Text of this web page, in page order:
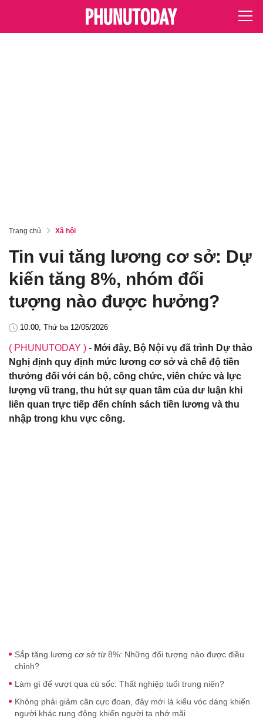
Trang chủ Xã hội
Tin vui tăng lương cơ sở: Dự
kiến tăng 8%, nhóm đối
tượng nào được hưởng?
10:00, Thứ ba 12/05/2026
( PHUNUTODAY ) - Mới đây, Bộ Nội vụ đã trình Dự thảo
Nghị định quy định mức lương cơ sở và chế độ tiền
thưởng đối với cán bộ, công chức, viên chức và lực
lượng vũ trang, thu hút sự quan tâm của dư luận khi
liên quan trực tiếp đến chính sách tiền lương và thu
nhập trong khu vực công.
Sắp tăng lương cơ sở từ 8%: Những đối tượng nào được điều
chỉnh?
Làm gì để vượt qua cú sốc: Thất nghiệp tuổi trung niên?
Không phải giảm cân cực đoan, đây mới là kiểu vóc dáng khiến
người khác rung động khiến người ta nhớ mãi